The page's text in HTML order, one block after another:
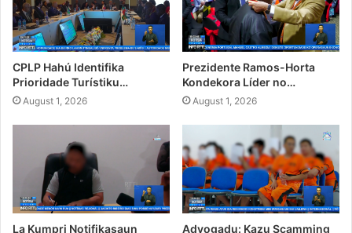
CPLP Hahú Identifika
Prioridade Turístiku…
August 1, 2026
Prezidente Ramos-Horta
Kondekora Líder no…
August 1, 2026
La Kumpri Notifikasaun
Advogadu: Kazu Scamming